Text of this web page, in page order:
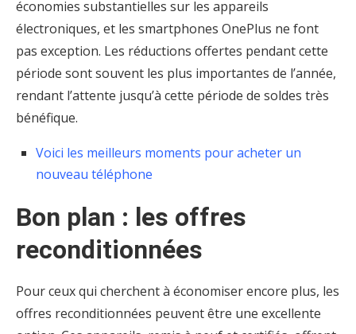
économies substantielles sur les appareils
électroniques, et les smartphones OnePlus ne font
pas exception. Les réductions offertes pendant cette
période sont souvent les plus importantes de l’année,
rendant l’attente jusqu’à cette période de soldes très
bénéfique.
Voici les meilleurs moments pour acheter un
nouveau téléphone
Bon plan : les offres
reconditionnées
Pour ceux qui cherchent à économiser encore plus, les
offres reconditionnées peuvent être une excellente